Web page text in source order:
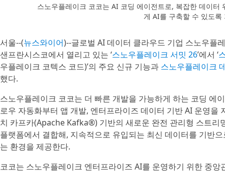
스노우플레이크 코코는 AI 코딩 에이전트로, 복잡한 데이터
게 AI를 구축할 수 있도록
서울--(뉴스와이어)--글로벌 AI 데이터 클라우드 기업 스노우플
샌프란시스코에서 열리고 있는 ‘스노우플레이크 서밋 26’에서 ‘
우플레이크 코텍스 코드)’의 주요 신규 기능과 스노우플레이크
했다.
스노우플레이크 코코는 더 빠른 개발을 가능하게 하는 코딩 에
로우 자동화부터 앱 개발, 엔터프라이즈 데이터 기반 AI 운영을
치 카프카(Apache Kafka®) 기반의 새로운 완전 관리형 스트리
플랫폼에서 결합해, 지속적으로 유입되는 최신 데이터를 기반
는 환경을 제공한다.
코코는 스노우플레이크 엔터프라이즈 AI를 운영하기 위한 중